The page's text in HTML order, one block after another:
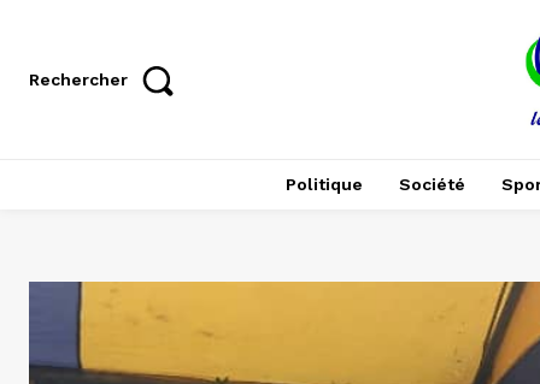
Rechercher
Politique Société